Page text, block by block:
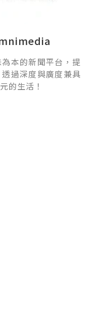
本的新聞平台，提
過深度與廣度兼具
的生活！